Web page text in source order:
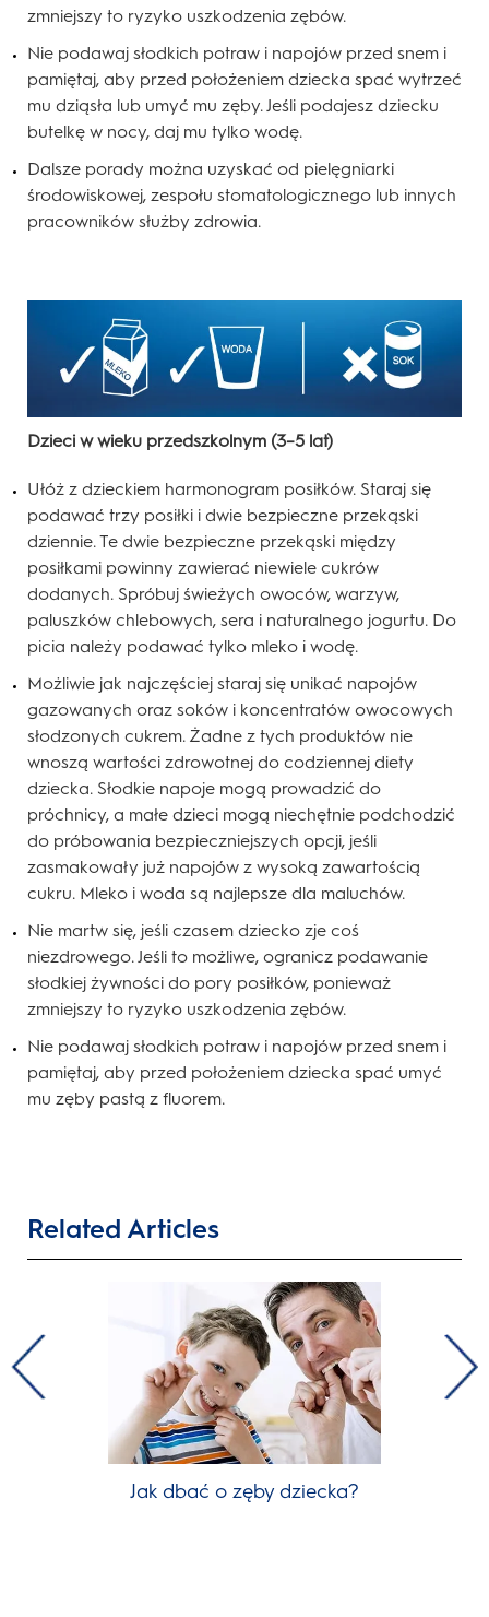
zmniejszy to ryzyko uszkodzenia zębów.
Nie podawaj słodkich potraw i napojów przed snem i
pamiętaj, aby przed położeniem dziecka spać wytrzeć
mu dziąsła lub umyć mu zęby. Jeśli podajesz dziecku
butelkę w nocy, daj mu tylko wodę.
Dalsze porady można uzyskać od pielęgniarki
środowiskowej, zespołu stomatologicznego lub innych
pracowników służby zdrowia.
Dzieci w wieku przedszkolnym (3–5 lat)
Ułóż z dzieckiem harmonogram posiłków. Staraj się
podawać trzy posiłki i dwie bezpieczne przekąski
dziennie. Te dwie bezpieczne przekąski między
posiłkami powinny zawierać niewiele cukrów
dodanych. Spróbuj świeżych owoców, warzyw,
paluszków chlebowych, sera i naturalnego jogurtu. Do
picia należy podawać tylko mleko i wodę.
Możliwie jak najczęściej staraj się unikać napojów
gazowanych oraz soków i koncentratów owocowych
słodzonych cukrem. Żadne z tych produktów nie
wnoszą wartości zdrowotnej do codziennej diety
dziecka. Słodkie napoje mogą prowadzić do
próchnicy, a małe dzieci mogą niechętnie podchodzić
do próbowania bezpieczniejszych opcji, jeśli
zasmakowały już napojów z wysoką zawartością
cukru. Mleko i woda są najlepsze dla maluchów.
Nie martw się, jeśli czasem dziecko zje coś
niezdrowego. Jeśli to możliwe, ogranicz podawanie
słodkiej żywności do pory posiłków, ponieważ
zmniejszy to ryzyko uszkodzenia zębów.
Nie podawaj słodkich potraw i napojów przed snem i
pamiętaj, aby przed położeniem dziecka spać umyć
mu zęby pastą z fluorem.
Related Articles
Jak dbać o zęby dziecka?